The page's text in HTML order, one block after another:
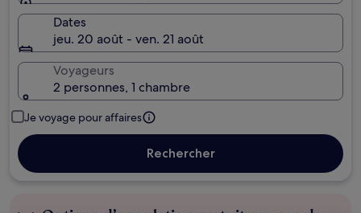
Dates
jeu. 20 août - ven. 21 août
Voyageurs
2 personnes, 1 chambre
Je voyage pour affaires
Rechercher